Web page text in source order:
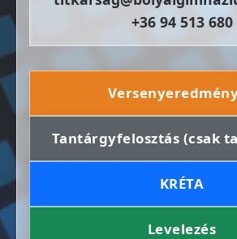
+36 94 513 680
Tantárgyfelosztás (csak
KRÉTA
Levelezés